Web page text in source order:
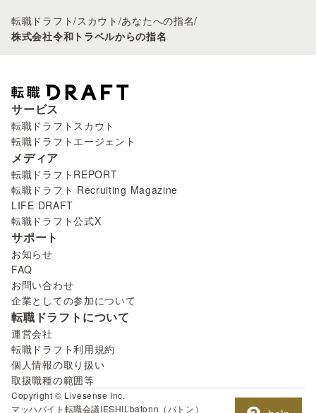
転職ドラフト/スカウト /あなたへの指名/
株式会社令和トラベルからの指名
サービス
転職ドラフトスカウト
転職ドラフトエージェント
メディア
転職ドラフトREPORT
転職ドラフト Recruiting Magazine
LIFE DRAFT
転職ドラフト公式X
サポート
お知らせ
FAQ
お問い合わせ
企業としての参加について
転職ドラフトについて
運営会社
転職ドラフト利用規約
個人情報の取り扱い
取扱職種の範囲等
Copyright © Livesense Inc.
マッハバイト 転職会議IESHIL batonn（バトン）